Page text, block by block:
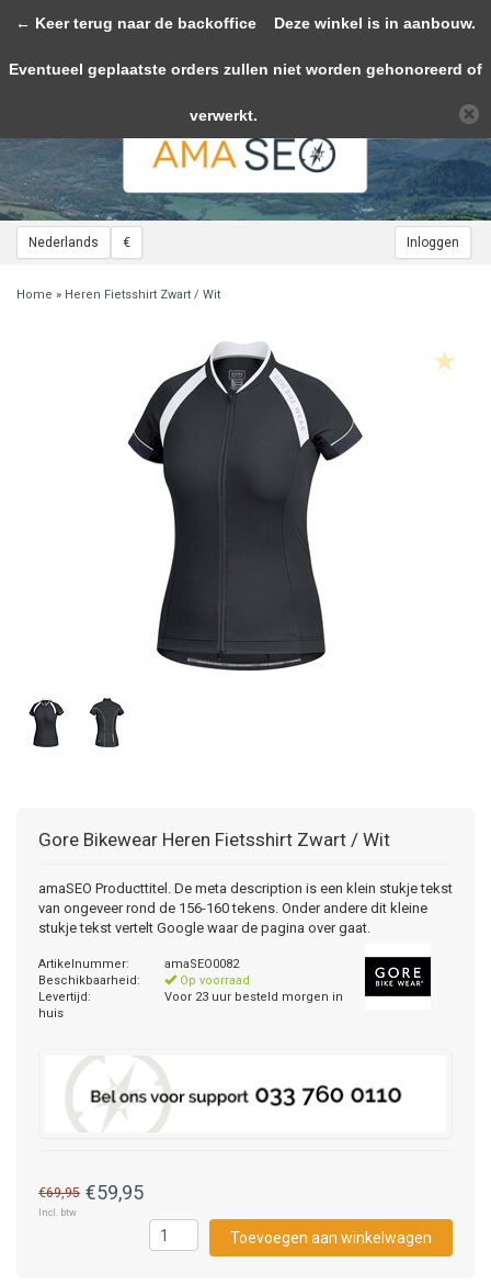
Nederlands € Inloggen
Toggle
Home » Heren Fietsshirt Zwart / Wit
Gore Bikewear Heren Fietsshirt Zwart / Wit
amaSEO Producttitel. De meta description is een klein stukje tekst
van ongeveer rond de 156-160 tekens. Onder andere dit kleine
stukje tekst vertelt Google waar de pagina over gaat.
Artikelnummer:
amaSEO0082
Beschikbaarheid:
Op voorraad
Levertijd:
Voor 23 uur besteld morgen in
huis
€69,95 €59,95
Incl. btw
Toevoegen aan winkelwagen
Wij slaan cookies op om onze website te verbeteren. Is dat akkoord?
Ja
← Keer terug naar de backoffice Deze winkel is in aanbouw.
Eventueel geplaatste orders zullen niet worden gehonoreerd of
verwerkt.